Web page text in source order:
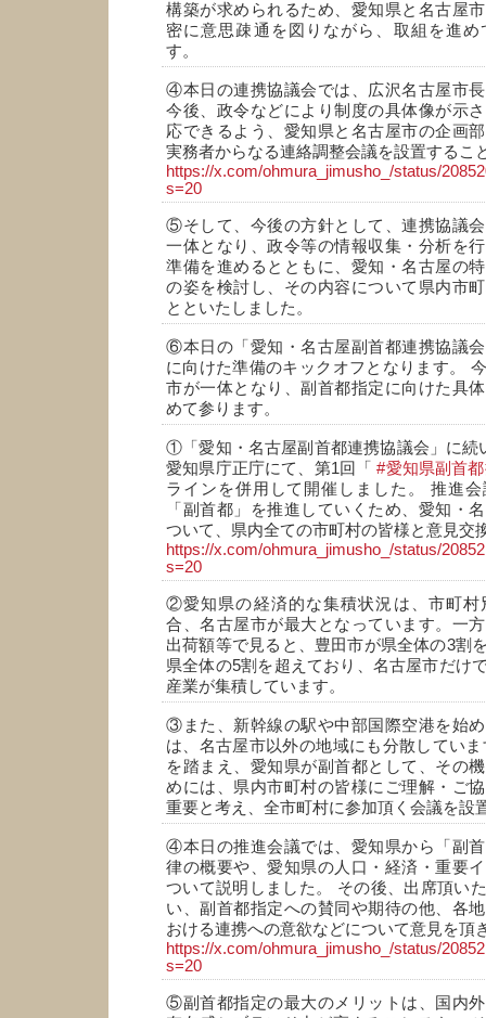
構築が求められるため、愛知県と名古屋
密に意思疎通を図りながら、取組を進
す。
④本日の連携協議会では、広沢名古屋市
今後、政令などにより制度の具体像が示
応できるよう、愛知県と名古屋市の企画
実務者からなる連絡調整会議を設置するこ
https://x.com/ohmura_jimusho_/status/
s=20
⑤そして、今後の方針として、連携協議
一体となり、政令等の情報収集・分析を
準備を進めるとともに、愛知・名古屋の
の姿を検討し、その内容について県内市
とといたしました。
⑥本日の「愛知・名古屋副首都連携協議
に向けた準備のキックオフとなります。
市が一体となり、副首都指定に向けた具
めて参ります。
①「愛知・名古屋副首都連携協議会」に続
愛知県庁正庁にて、第1回「#愛知県副首
ラインを併用して開催しました。 推進
「副首都」を推進していくため、愛知・
ついて、県内全ての市町村の皆様と意見交
https://x.com/ohmura_jimusho_/status/
s=20
②愛知県の経済的な集積状況は、市町村
合、名古屋市が最大となっています。一
出荷額等で見ると、豊田市が県全体の3割
県全体の5割を超えており、名古屋市だけ
産業が集積しています。
③また、新幹線の駅や中部国際空港を始
は、名古屋市以外の地域にも分散してい
を踏まえ、愛知県が副首都として、その
めには、県内市町村の皆様にご理解・ご
重要と考え、全市町村に参加頂く会議を設
④本日の推進会議では、愛知県から「副
律の概要や、愛知県の人口・経済・重要
ついて説明しました。 その後、出席頂い
い、副首都指定への賛同や期待の他、各
おける連携への意欲などについて意見を頂
https://x.com/ohmura_jimusho_/status/
s=20
⑤副首都指定の最大のメリットは、国内